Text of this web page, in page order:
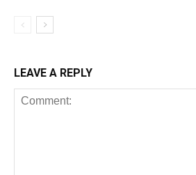
LEAVE A REPLY